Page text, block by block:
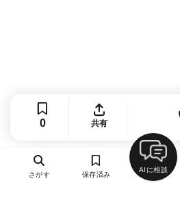
0 共有
さがす 保存済み
AIに相談